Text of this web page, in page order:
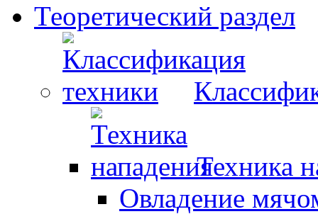
Теоретический раздел
Техника
Овладение